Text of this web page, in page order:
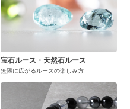
宝石ルース・天然石ルース
無限に広がるルースの楽しみ方